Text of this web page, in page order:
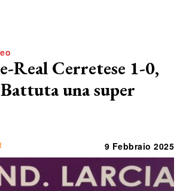
Real Cerretese 1-0,
una super
9 Febbraio 2025